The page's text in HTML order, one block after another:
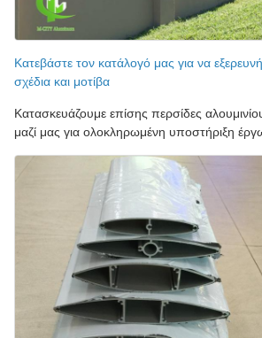
Κατεβάστε τον κατάλογό μας για να
σχέδια και μοτίβα
Κατασκευάζουμε επίσης περσίδες
μαζί μας για ολοκληρωμένη υποστήριξη